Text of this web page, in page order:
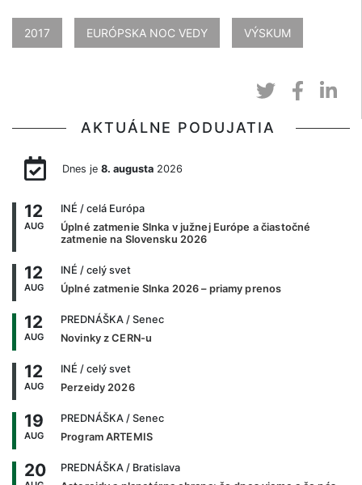
2017 EURÓPSKA NOC VEDY VÝSKUM
AKTUÁLNE PODUJATIA
Dnes je 8. augusta2026
12
AUG
INÉ / celá Európa
Úplné zatmenie Slnka v južnej Európe a čiastočné
zatmenie na Slovensku 2026
12
AUG
INÉ / celý svet
Úplné zatmenie Slnka 2026 – priamy prenos
12
AUG
PREDNÁŠKA / Senec
Novinky z CERN-u
12
AUG
INÉ / celý svet
Perzeidy 2026
19
AUG
PREDNÁŠKA / Senec
Program ARTEMIS
20 PREDNÁŠKA / Bratislava